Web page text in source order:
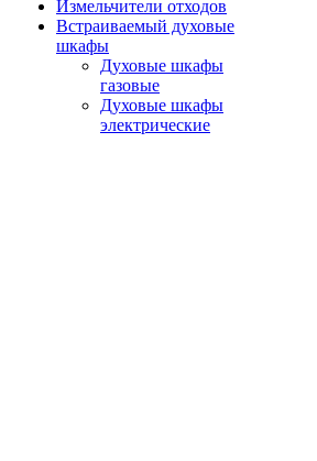
Измельчители отходов
Встраиваемый духовые
шкафы
Духовые шкафы
газовые
Духовые шкафы
электрические